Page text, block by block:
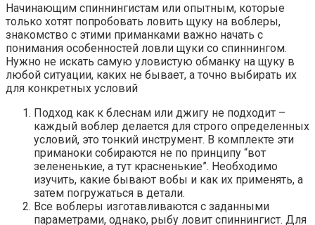
Начинающим спиннингистам или опытным, которые
только хотят попробовать ловить щуку на воблеры,
знакомство с этими приманками важно начать с
понимания особенностей ловли щуки со спиннингом.
Нужно не искать самую уловистую обманку на щуку в
любой ситуации, каких не бывает, а точно выбирать их
для конкретных условий
Подход как к блеснам или джигу не подходит –
каждый воблер делается для строго определенных
условий, это тонкий инструмент. В комплекте эти
приманоки собираются не по принципу “вот
зелененькие, а тут красненькие”. Необходимо
изучить, какие бывают вобы и как их применять, а
затем погружаться в детали.
Все воблеры изготавливаются с заданными
параметрами, однако, рыбу ловит спиннингист. Для